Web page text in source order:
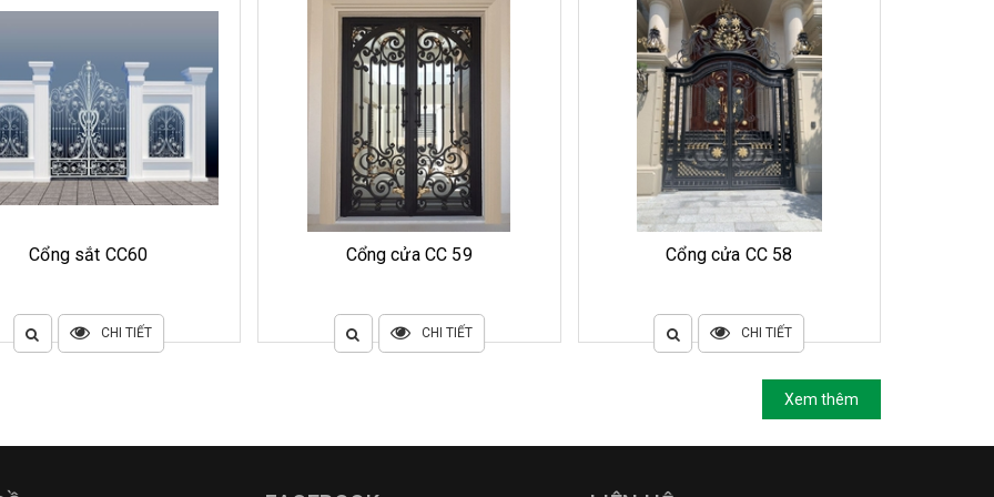
Cổng sắt CC60
CHI TIẾT
Cổng cửa CC 59
CHI TIẾT
Cổng cửa CC 58
CHI TIẾT
Xem thêm